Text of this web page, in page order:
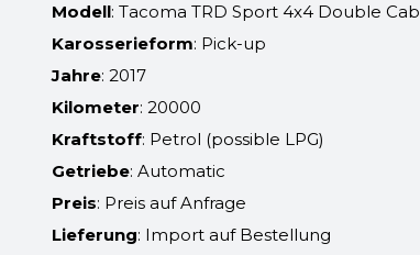
Modell: Tacoma TRD Sport 4x4 Double Cab
Karosserieform: Pick-up
Jahre: 2017
Kilometer: 20000
Kraftstoff: Petrol (possible LPG)
Getriebe: Automatic
Preis: Preis auf Anfrage
Lieferung: Import auf Bestellung